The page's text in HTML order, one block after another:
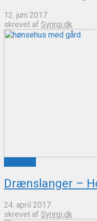
12. juni 2017
skrevet af Synrgi.dk
Drænslanger –
24. april 2017
skrevet af Synrgi.dk